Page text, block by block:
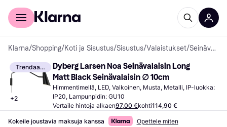
Kuluttajille
Klarna/Shopping/Koti ja Sisustus/Sisustus/Valaistukset/ Seinävalaisimet
Trendaava
+2
Dyberg Larsen Noa Seinävalaisin Long
Matt Black Seinävalaisin ∅ 10cm
Himmentimellä, LED, Valkoinen, Musta, Metalli, IP-luokka:
IP20, Lampunpidin: GU10
Vertaile hintoja alkaen97,00 €kohti114,90 €
Kokeile joustavia maksuja kanssa Opettele miten